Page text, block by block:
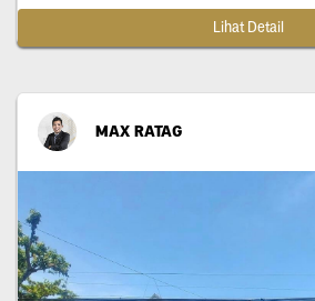
Lihat Detail
MAX RATAG